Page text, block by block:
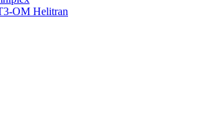
OM Helitran